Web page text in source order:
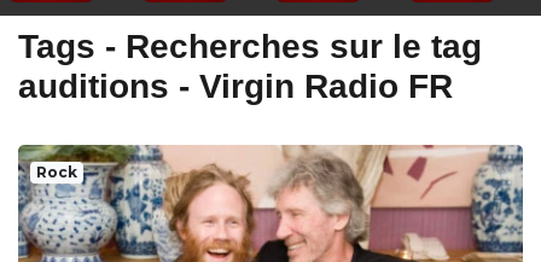
Tags - Recherches sur le tag
auditions - Virgin Radio FR
Rock